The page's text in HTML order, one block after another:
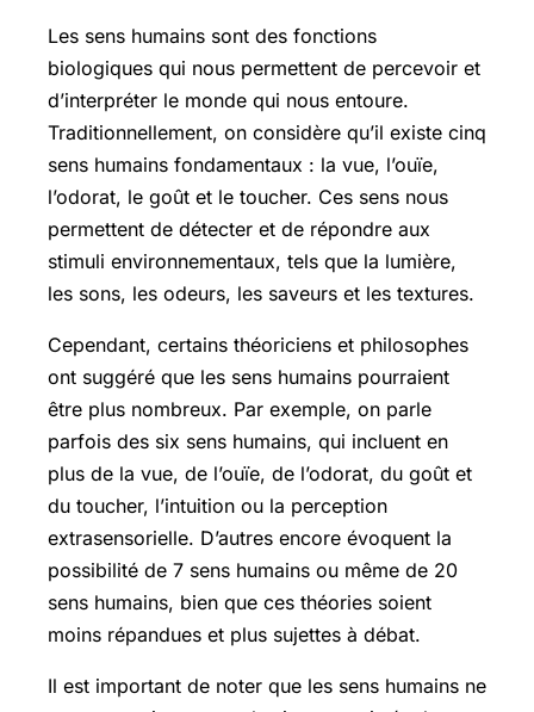
Les sens humains sont des fonctions
biologiques qui nous permettent de percevoir et
d’interpréter le monde qui nous entoure.
Traditionnellement, on considère qu’il existe cinq
sens humains fondamentaux : la vue, l’ouïe,
l’odorat, le goût et le toucher. Ces sens nous
permettent de détecter et de répondre aux
stimuli environnementaux, tels que la lumière,
les sons, les odeurs, les saveurs et les textures.
Cependant, certains théoriciens et philosophes
ont suggéré que les sens humains pourraient
être plus nombreux. Par exemple, on parle
parfois des six sens humains, qui incluent en
plus de la vue, de l’ouïe, de l’odorat, du goût et
du toucher, l’intuition ou la perception
extrasensorielle. D’autres encore évoquent la
possibilité de 7 sens humains ou même de 20
sens humains, bien que ces théories soient
moins répandues et plus sujettes à débat.
Il est important de noter que les sens humains ne